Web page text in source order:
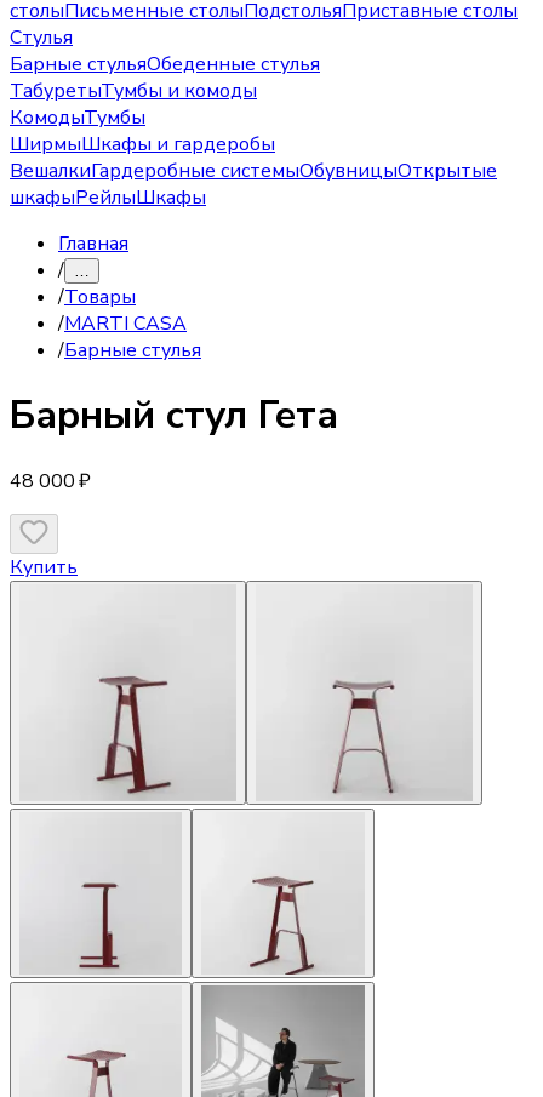
столыПисьменные столыПодстольяПриставные столы
Стулья
Барные стульяОбеденные стулья
ТабуретыТумбы и комоды
КомодыТумбы
ШирмыШкафы и гардеробы
ВешалкиГардеробные системыОбувницыОткрытые
шкафыРейлыШкафы
Главная
/ …
/Товары
/MARTI CASA
/Барные стулья
Барный стул Гета
48 000 ₽
Купить